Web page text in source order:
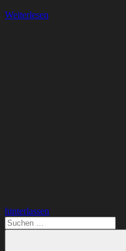
Weiterlesen
hinterlassen
Suchen
nach: